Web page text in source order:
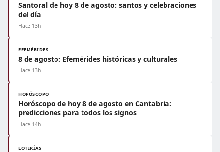
Santoral de hoy 8 de agosto: santos y celebraciones
del día
Hace 13h
EFEMÉRIDES
8 de agosto: Efemérides históricas y culturales
Hace 13h
HORÓSCOPO
Horóscopo de hoy 8 de agosto en Cantabria:
predicciones para todos los signos
Hace 14h
LOTERÍAS